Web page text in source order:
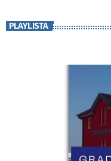
PLAYLISTA